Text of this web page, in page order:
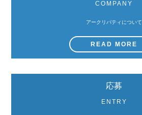
COMPANY
アークリバティについて
READ MORE
応募
ENTRY